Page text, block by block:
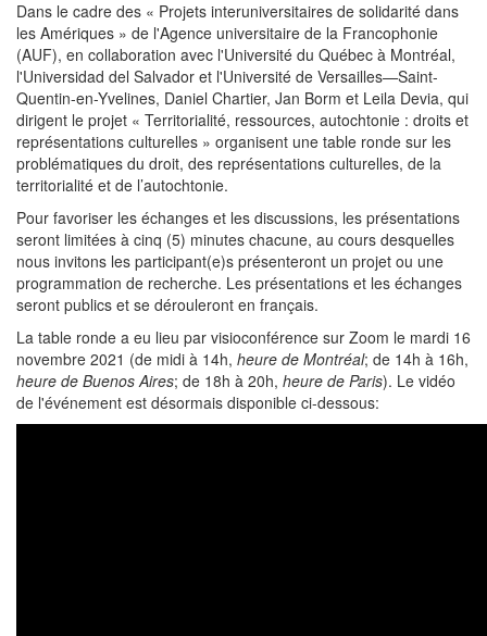
Dans le cadre des « Projets interuniversitaires de solidarité dans
les Amériques » de l'Agence universitaire de la Francophonie
(AUF), en collaboration avec l'Université du Québec à Montréal,
l'Universidad del Salvador et l'Université de Versailles—Saint-
Quentin-en-Yvelines, Daniel Chartier, Jan Borm et Leila Devia, qui
dirigent le projet « Territorialité, ressources, autochtonie : droits et
représentations culturelles » organisent une table ronde sur les
problématiques du droit, des représentations culturelles, de la
territorialité et de l’autochtonie.
Pour favoriser les échanges et les discussions, les présentations
seront limitées à cinq (5) minutes chacune, au cours desquelles
nous invitons les participant(e)s présenteront un projet ou une
programmation de recherche. Les présentations et les échanges
seront publics et se dérouleront en français.
La table ronde a eu lieu par visioconférence sur Zoom le mardi 16
novembre 2021 (de midi à 14h, heure de Montréal; de 14h à 16h,
heure de Buenos Aires; de 18h à 20h, heure de Paris). Le vidéo
de l'événement est désormais disponible ci-dessous: